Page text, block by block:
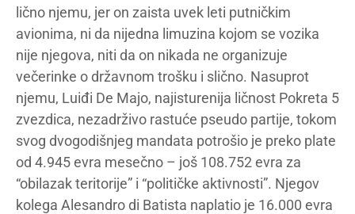
lično njemu, jer on zaista uvek leti putničkim
avionima, ni da nijedna limuzina kojom se vozika
nije njegova, niti da on nikada ne organizuje
večerinke o državnom trošku i slično. Nasuprot
njemu, Luiđi De Majo, najisturenija ličnost Pokreta 5
zvezdica, nezadrživo rastuće pseudo partije, tokom
svog dvogodišnjeg mandata potrošio je preko plate
od 4.945 evra mesečno – još 108.752 evra za
“obilazak teritorije” i “političke aktivnosti”. Njegov
kolega Alesandro di Batista naplatio je 16.000 evra